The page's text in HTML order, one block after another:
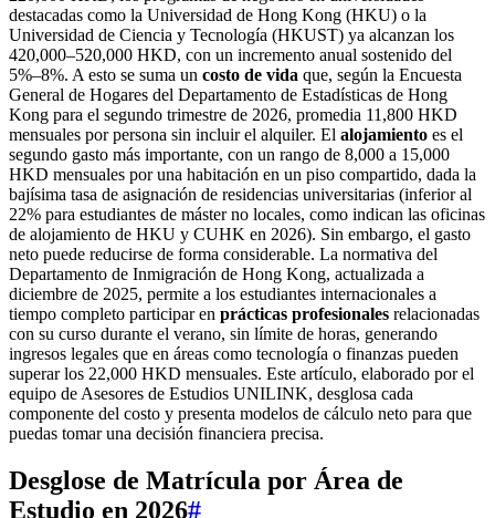
destacadas como la Universidad de Hong Kong (HKU) o la
Universidad de Ciencia y Tecnología (HKUST) ya alcanzan los
420,000–520,000 HKD, con un incremento anual sostenido del
5%–8%. A esto se suma un costo de vida que, según la Encuesta
General de Hogares del Departamento de Estadísticas de Hong
Kong para el segundo trimestre de 2026, promedia 11,800 HKD
mensuales por persona sin incluir el alquiler. El alojamiento es el
segundo gasto más importante, con un rango de 8,000 a 15,000
HKD mensuales por una habitación en un piso compartido, dada la
bajísima tasa de asignación de residencias universitarias (inferior al
22% para estudiantes de máster no locales, como indican las oficinas
de alojamiento de HKU y CUHK en 2026). Sin embargo, el gasto
neto puede reducirse de forma considerable. La normativa del
Departamento de Inmigración de Hong Kong, actualizada a
diciembre de 2025, permite a los estudiantes internacionales a
tiempo completo participar en prácticas profesionales relacionadas
con su curso durante el verano, sin límite de horas, generando
ingresos legales que en áreas como tecnología o finanzas pueden
superar los 22,000 HKD mensuales. Este artículo, elaborado por el
equipo de Asesores de Estudios UNILINK, desglosa cada
componente del costo y presenta modelos de cálculo neto para que
puedas tomar una decisión financiera precisa.
Desglose de Matrícula por Área de
Estudio en 2026#